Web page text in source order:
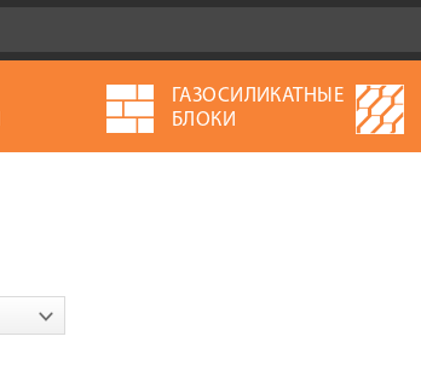
ГАЗОСИЛИКАТНЫЕ
БЛОКИ